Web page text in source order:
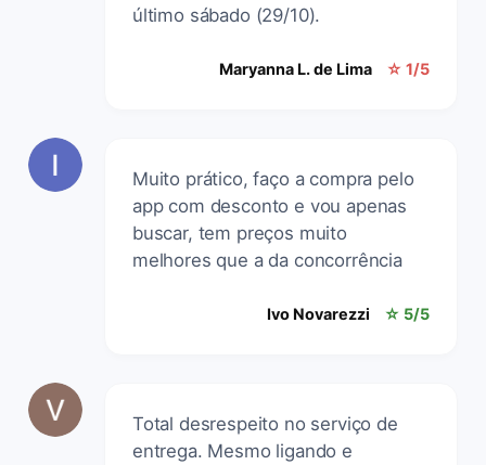
último sábado (29/10).
Maryanna L. de Lima ☆ 1/5
Muito prático, faço a compra pelo
app com desconto e vou apenas
buscar, tem preços muito
melhores que a da concorrência
Ivo Novarezzi ☆ 5/5
Total desrespeito no serviço de
entrega. Mesmo ligando e